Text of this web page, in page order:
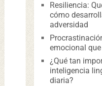
Resiliencia:
cómo
adversidad
emocional
¿Qué tan
inteligencia
diaria?